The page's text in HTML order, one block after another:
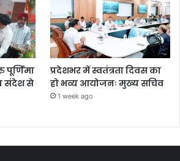
पूर्णिमा
संदेश से
प्रदेशभर में स्वतंत्रता दिवस का
हो भव्य आयोजनः मुख्य सचिव
1 week ago